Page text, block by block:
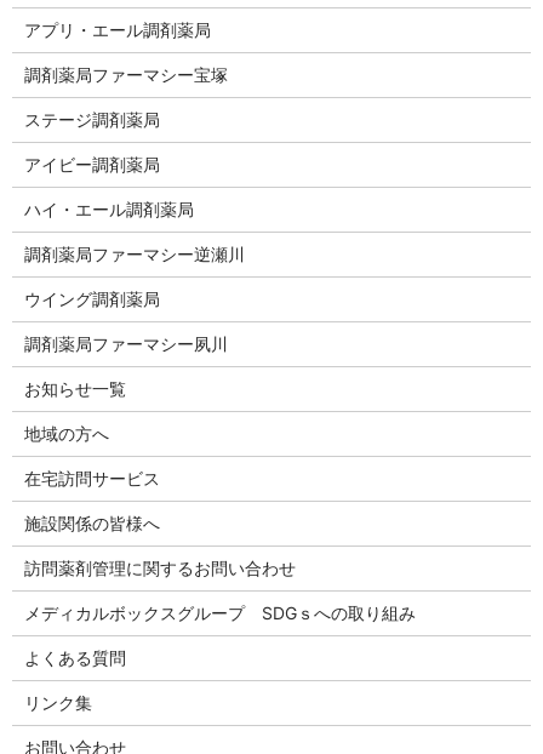
アプリ・エール調剤薬局
調剤薬局ファーマシー宝塚
ステージ調剤薬局
アイビー調剤薬局
ハイ・エール調剤薬局
調剤薬局ファーマシー逆瀬川
ウイング調剤薬局
調剤薬局ファーマシー夙川
お知らせ一覧
地域の方へ
在宅訪問サービス
施設関係の皆様へ
訪問薬剤管理に関するお問い合わせ
メディカルボックスグループ SDGｓへの取り組み
よくある質問
リンク集
お問い合わせ